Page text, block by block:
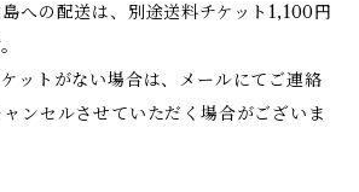
への配送は、別途送料チケット1,100円
ットがない場合は、メールにてご連絡
ンセルさせていただく場合がございま